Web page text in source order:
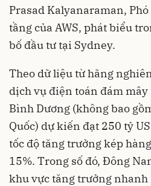
Prasad Kalyanaraman,
tầng của AWS, phát biểu
bố đầu tư tại Sydney.
Theo dữ liệu từ hãng
dịch vụ điện toán đám mây
Bình Dương (không bao
Quốc) dự kiến đạt 250 tỷ
tốc độ tăng trưởng kép
15%. Trong số đó, Đông
khu vực tăng trưởng nhanh